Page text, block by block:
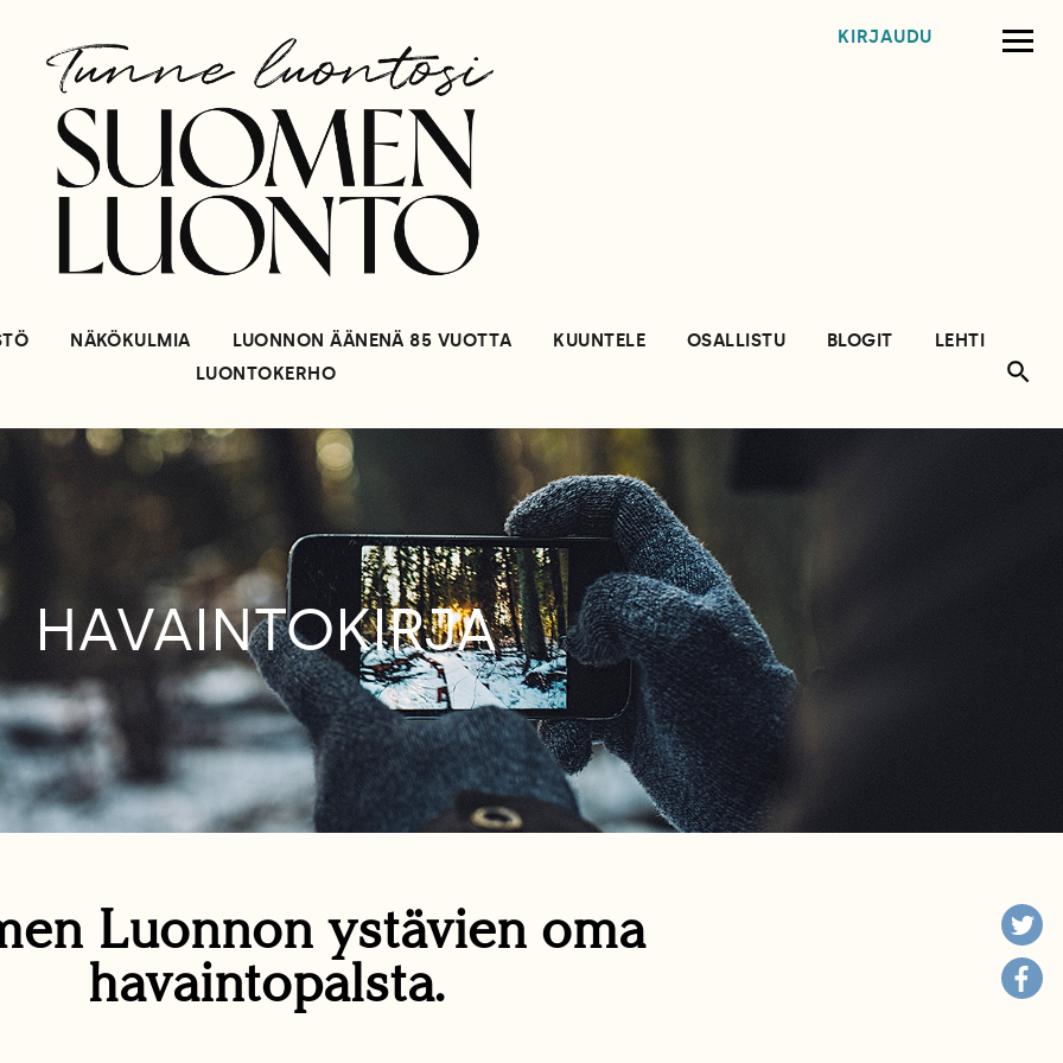
KIRJAUDU
NÄKÖKULMIA LUONNON ÄÄNENÄ 85 VUOTTA KUUNTELE OSALLISTU BLOGIT
LEHTI
LUONTOKERHO
HAVAINTOKIRJA
Luonnon ystävien oma
havaintopalsta.